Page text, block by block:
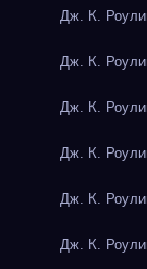
Дж. К.
Дж. К.
Дж. К.
Дж. К.
Дж. К.
Дж. К.